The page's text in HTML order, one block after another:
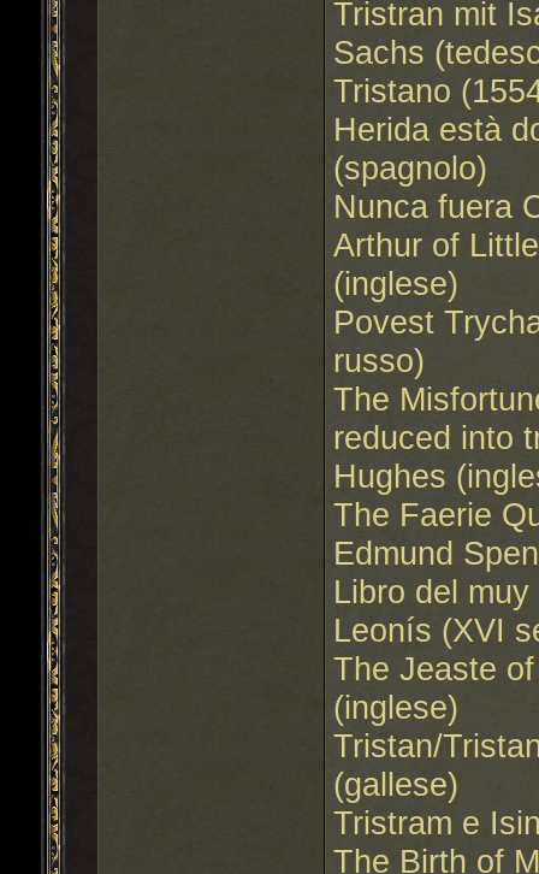
Tristran mit
Sachs
Tristano
Herida està
(spagnolo)
Nunca fuera
Arthur of
(inglese)
Povest
russo)
The
reduced into
Hughes
The Faerie
Edmund
Libro del
Leonís (XVI
The Jeaste
(inglese)
Tristan/
(gallese)
Tristram e
The Birth of